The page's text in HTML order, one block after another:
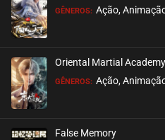
EPISÓDIO 01
janeiro 15, 2026
GÊNEROS: Ação,
Oriental Martial Academy
GÊNEROS: Ação,
False Memory